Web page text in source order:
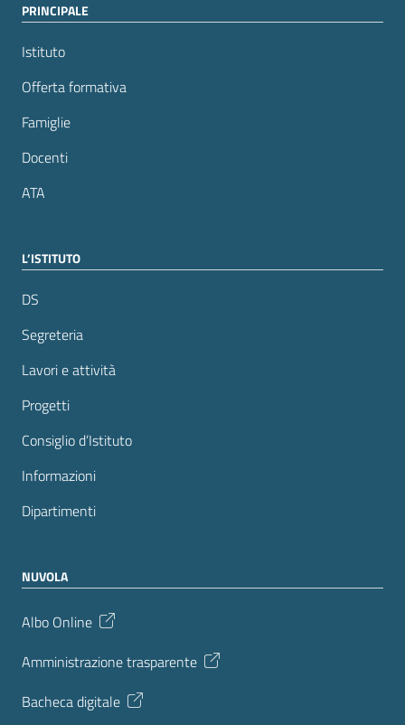
PRINCIPALE
Istituto
Offerta formativa
Famiglie
Docenti
ATA
L’ISTITUTO
DS
Segreteria
Lavori e attività
Progetti
Consiglio d’Istituto
Informazioni
Dipartimenti
NUVOLA
Albo Online
Amministrazione trasparente
Bacheca digitale